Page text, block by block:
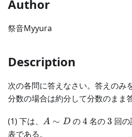
Author
祭音Myyura
Description
次の各問に答えなさい。答えのみ
分数の場合は約分して分数のまま
(1) 下は、
A
A ∼ D の4
4 名の3
3 回
表である。